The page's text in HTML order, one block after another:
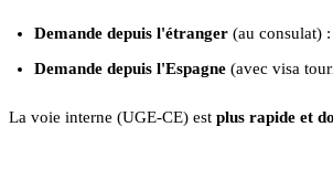
Demande depuis l'étranger(au consulat) :
Demande depuis l'Espagne(avec visa
La voie interne (UGE-CE) est plus rapide et